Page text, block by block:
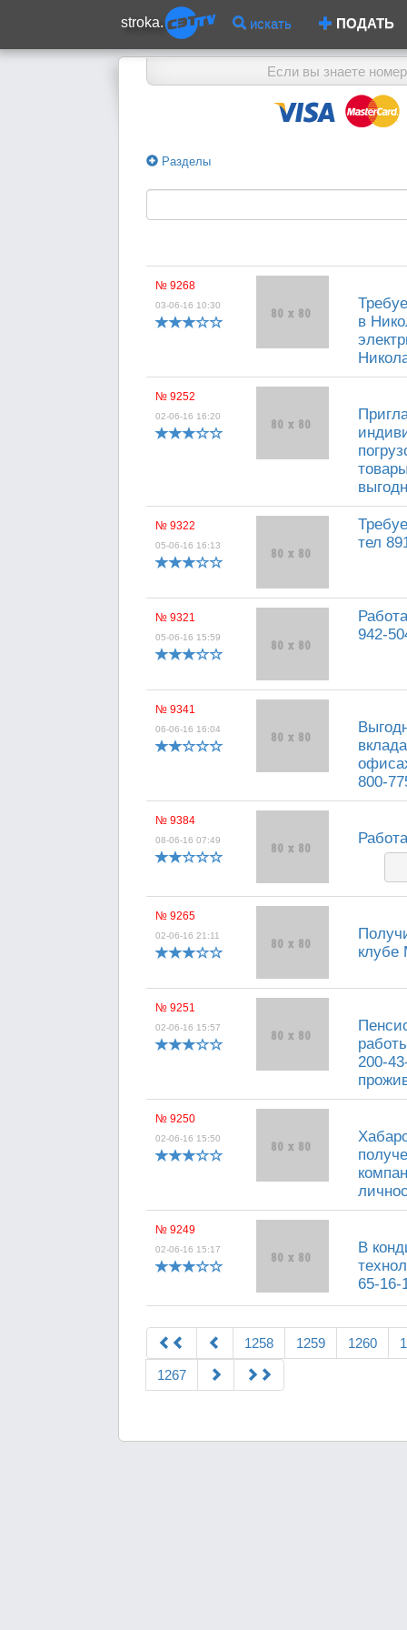
stroka. искать ПОДАТЬ
Если вы знаете
Разделы
№ 9268
03-06-16 10:30
в
№ 9252
02-06-16 16:20
№ 9322
05-06-16 16:13
тел
№ 9321
05-06-16 15:59
942-
№ 9341
06-06-16 16:04
800-
№ 9384
08-06-16 07:49
№ 9265
02-06-16 21:11
клубе
№ 9251
02-06-16 15:57
200-
№ 9250
02-06-16 15:50
№ 9249
02-06-16 15:17
В
65-16-
1258 1259 1260
1267